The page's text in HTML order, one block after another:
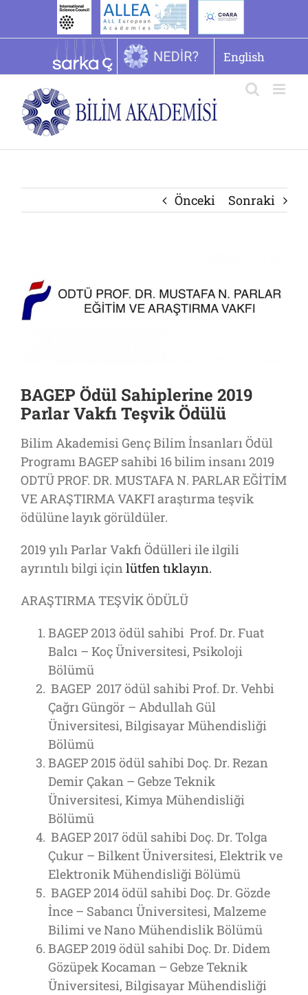
English
Önceki Sonraki
BAGEP Ödül Sahiplerine 2019
Parlar Vakfı Teşvik Ödülü
Bilim Akademisi Genç Bilim İnsanları Ödül
Programı BAGEP sahibi 16 bilim insanı 2019
ODTÜ PROF. DR. MUSTAFA N. PARLAR EĞİTİM
VE ARAŞTIRMA VAKFI araştırma teşvik
ödülüne layık görüldüler.
2019 yılı Parlar Vakfı Ödülleri ile ilgili
ayrıntılı bilgi içinlütfen tıklayın.
ARAŞTIRMA TEŞVİK ÖDÜLÜ
BAGEP 2013 ödül sahibi Prof. Dr. Fuat
Balcı – Koç Üniversitesi, Psikoloji
Bölümü
BAGEP 2017 ödül sahibi Prof. Dr. Vehbi
Çağrı Güngör – Abdullah Gül
Üniversitesi, Bilgisayar Mühendisliği
Bölümü
BAGEP 2015 ödül sahibi Doç. Dr. Rezan
Demir Çakan – Gebze Teknik
Üniversitesi, Kimya Mühendisliği
Bölümü
BAGEP 2017 ödül sahibi Doç. Dr. Tolga
Çukur – Bilkent Üniversitesi, Elektrik ve
Elektronik Mühendisliği Bölümü
BAGEP 2014 ödül sahibi Doç. Dr. Gözde
İnce – Sabancı Üniversitesi, Malzeme
Bilimi ve Nano Mühendislik Bölümü
BAGEP 2019 ödül sahibi Doç. Dr. Didem
Gözüpek Kocaman – Gebze Teknik
Üniversitesi, Bilgisayar Mühendisliği